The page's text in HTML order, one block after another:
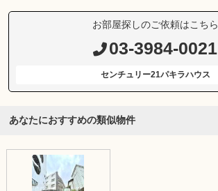
お部屋探しのご依頼はこちら
03-3984-0021
センチュリー21パキラハウス
あなたにおすすめの類似物件